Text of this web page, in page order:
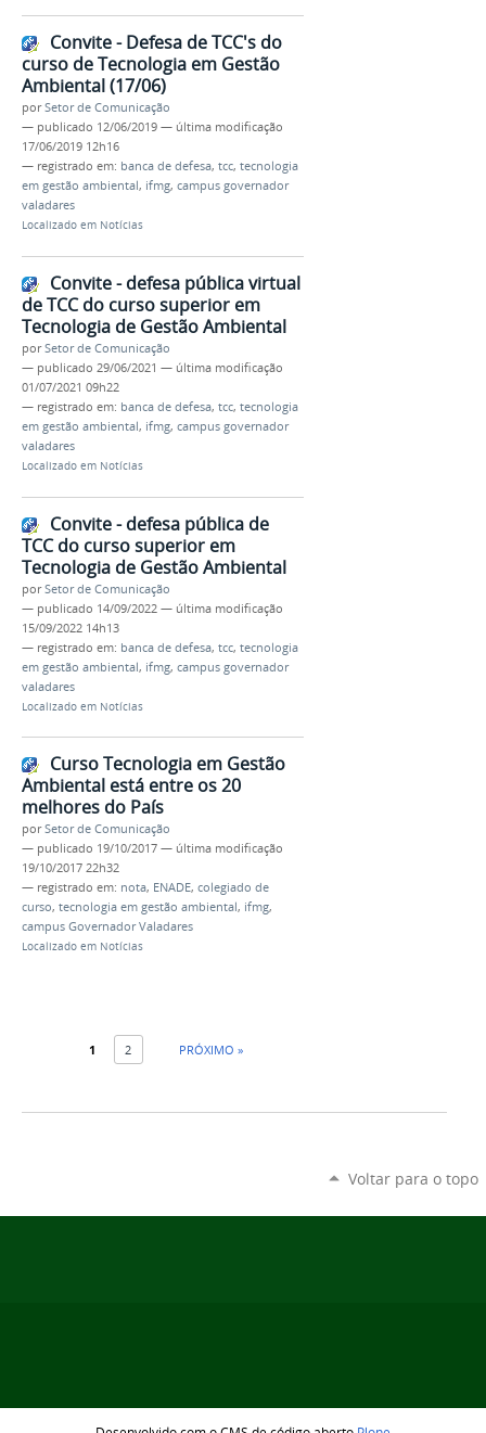
Convite - Defesa de TCC's do
curso de Tecnologia em Gestão
Ambiental (17/06)
porSetor de Comunicação
— publicado 12/06/2019 — última modificação
17/06/2019 12h16
— registrado em: banca de defesa, tcc, tecnologia
em gestão ambiental, ifmg, campus governador
valadares
Localizado em Notícias
Convite - defesa pública virtual
de TCC do curso superior em
Tecnologia de Gestão Ambiental
porSetor de Comunicação
— publicado 29/06/2021 — última modificação
01/07/2021 09h22
— registrado em: banca de defesa, tcc, tecnologia
em gestão ambiental, ifmg, campus governador
valadares
Localizado em Notícias
Convite - defesa pública de
TCC do curso superior em
Tecnologia de Gestão Ambiental
porSetor de Comunicação
— publicado 14/09/2022 — última modificação
15/09/2022 14h13
— registrado em: banca de defesa, tcc, tecnologia
em gestão ambiental, ifmg, campus governador
valadares
Localizado em Notícias
Curso Tecnologia em Gestão
Ambiental está entre os 20
melhores do País
porSetor de Comunicação
— publicado 19/10/2017 — última modificação
19/10/2017 22h32
— registrado em: nota, ENADE, colegiado de
curso, tecnologia em gestão ambiental, ifmg,
campus Governador Valadares
Localizado em Notícias
1 2 PRÓXIMO »
Voltar para o topo